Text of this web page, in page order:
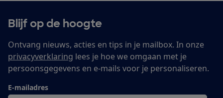
Blijf op de hoogte
Ontvang nieuws, acties en tips in je mailbox. In onze
privacyverklaring lees je hoe we omgaan met je
persoonsgegevens en e-mails voor je personaliseren.
E-mailadres